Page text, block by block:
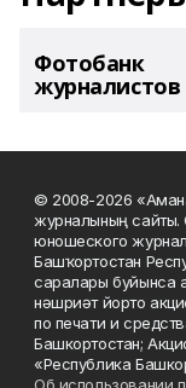
Фотобанк
журналистов
© 2008-2026
журналының сайты.
юношеского
Башҡортостан
саралары буйынса
нәшриәт йорто
по печати и
Башкортостан;
«Республика